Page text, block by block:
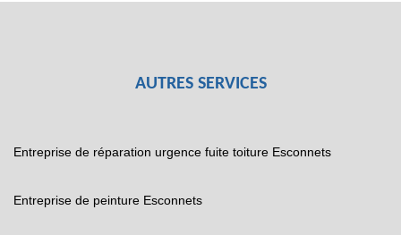
AUTRES SERVICES
Entreprise de réparation urgence fuite toiture Esconnets
Entreprise de peinture Esconnets